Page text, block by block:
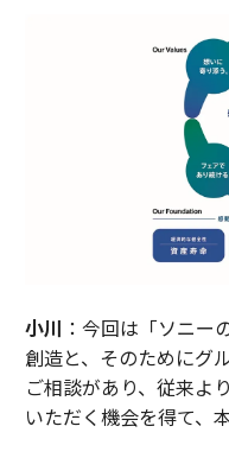
小川 ：今回は「ソニー
創造と、そのためにグ
ご相談があり、従来よ
いただく機会を得て、